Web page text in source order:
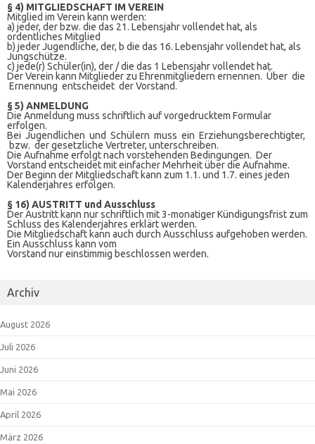
§ 4) MITGLIEDSCHAFT IM VEREIN
Mitglied im Verein kann werden:
a) jeder, der bzw. die das 21. Lebensjahr vollendet hat, als
ordentliches Mitglied
b) jeder Jugendliche, der, b die das 16. Lebensjahr vollendet hat, als
Jungschütze.
c) jede(r) Schüler(in), der / die das 1 Lebensjahr vollendet hat.
Der Verein kann Mitglieder zu Ehrenmitgliedern ernennen. Über die
Ernennung entscheidet der Vorstand.
§ 5) ANMELDUNG
Die Anmeldung muss schriftlich auf vorgedrucktem Formular
erfolgen.
Bei Jugendlichen und Schülern muss ein Erziehungsberechtigter,
bzw. der gesetzliche Vertreter, unterschreiben.
Die Aufnahme erfolgt nach vorstehenden Bedingungen. Der
Vorstand entscheidet mit einfacher Mehrheit über die Aufnahme.
Der Beginn der Mitgliedschaft kann zum 1.1. und 1.7. eines jeden
Kalenderjahres erfolgen.
§ 16) AUSTRITT und Ausschluss
Der Austritt kann nur schriftlich mit 3-monatiger Kündigungsfrist zum
Schluss des Kalenderjahres erklärt werden.
Die Mitgliedschaft kann auch durch Ausschluss aufgehoben werden.
Ein Ausschluss kann vom
Vorstand nur einstimmig beschlossen werden.
Archiv
August 2026
Juli 2026
Juni 2026
Mai 2026
April 2026
März 2026